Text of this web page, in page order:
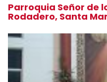
Parroquia Señor de
Rodadero, Santa